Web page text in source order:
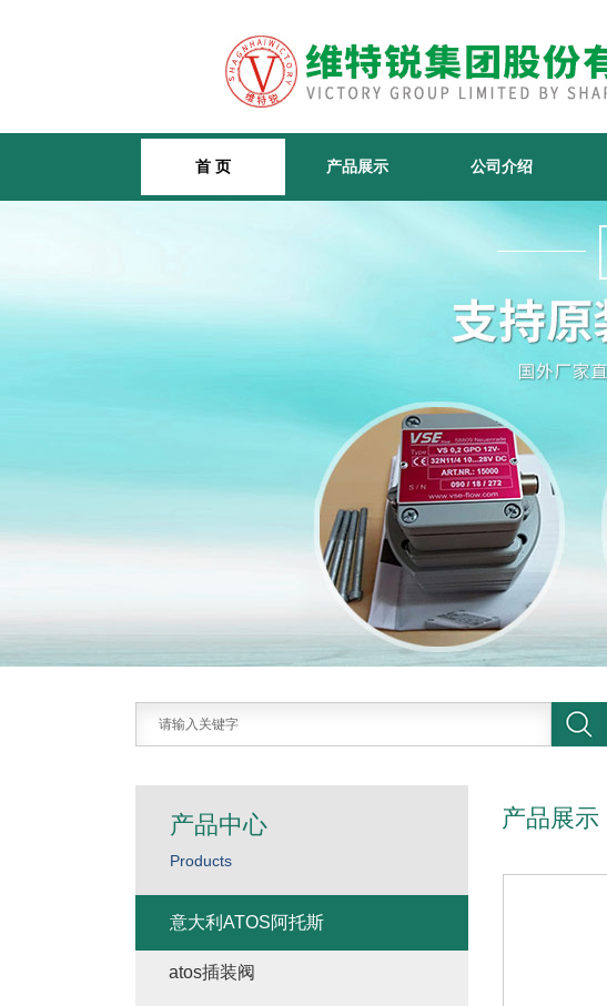
首 页 产品展示 公司介绍
产品展示
产品中心
Products
意大利ATOS阿托斯
atos插装阀